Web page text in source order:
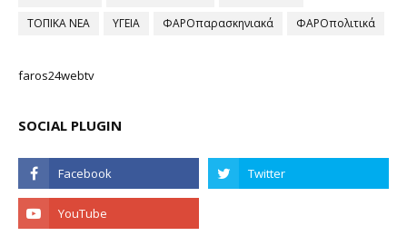
ΤΟΠΙΚΑ ΝΕΑ
ΥΓΕΙΑ ΦΑΡΟπαρασκηνιακά ΦΑΡΟπολιτικά
faros24webtv
SOCIAL PLUGIN